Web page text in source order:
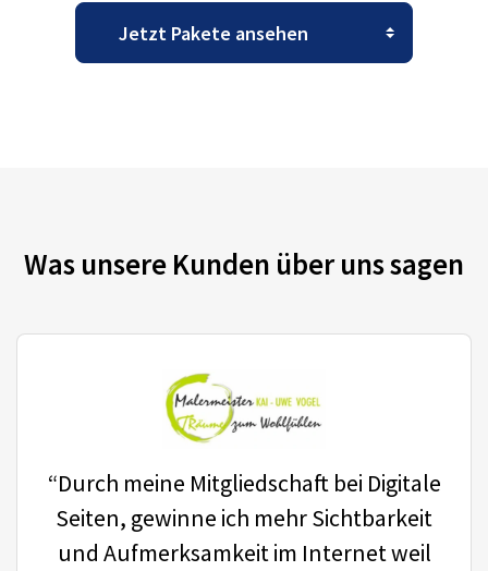
Was unsere Kunden über uns sagen
“Durch meine Mitgliedschaft bei Digitale
Seiten, gewinne ich mehr Sichtbarkeit
und Aufmerksamkeit im Internet weil